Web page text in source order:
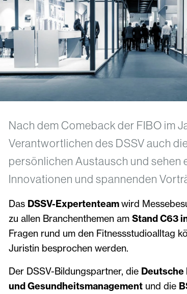
Nach dem Comeback der FIBO im
Verantwortlichen des DSSV auch
persönlichen Austausch und sehen
Innovationen und spannenden
Das DSSV-Expertenteamwird
zu allen Branchenthemen am Stand C63
Fragen rund um den Fitnessstudioalltag
Juristin besprochen werden.
Der DSSV-Bildungspartner, die Deutsche
und Gesundheitsmanagementund die